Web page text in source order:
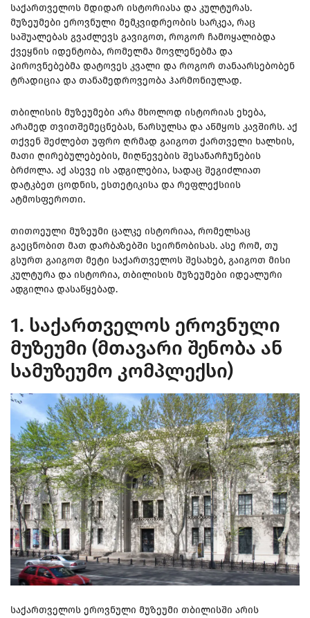
საქართველოს მდიდარ ისტორიასა და კულტურას.
მუზეუმები ეროვნული მემკვიდრეობის სარკეა, რაც
საშუალებას გვაძლევს გავიგოთ, როგორ ჩამოყალიბდა
ქვეყნის იდენტობა, რომელმა მოვლენებმა და
პიროვნებებმა დატოვეს კვალი და როგორ თანაარსებობენ
ტრადიცია და თანამედროვეობა ჰარმონიულად.
თბილისის მუზეუმები არა მხოლოდ ისტორიას ეხება,
არამედ თვითშემეცნებას, წარსულსა და აწმყოს კავშირს. აქ
თქვენ შეძლებთ უფრო ღრმად გაიგოთ ქართველი ხალხის,
მათი ღირებულებების, მიღწევების შესანარჩუნების
ბრძოლა. აქ ასევე ის ადგილებია, სადაც შეგიძლიათ
დატკბეთ ცოდნის, ესთეტიკისა და რეფლექსიის
ატმოსფეროთი.
თითოეული მუზეუმი ცალკე ისტორიაა, რომელსაც
გაეცნობით მათ დარბაზებში სეირნობისას. ასე რომ, თუ
გსურთ გაიგოთ მეტი საქართველოს შესახებ, გაიგოთ მისი
კულტურა და ისტორია, თბილისის მუზეუმები იდეალური
ადგილია დასაწყებად.
1. საქართველოს ეროვნული
მუზეუმი (მთავარი შენობა ან
სამუზეუმო კომპლექსი)
საქართველოს ეროვნული მუზეუმი თბილისში არის